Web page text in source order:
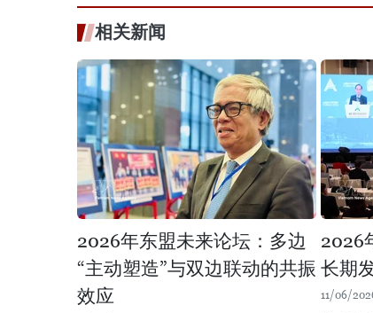
相关新闻
2026年东盟未来论坛：多边
“主动塑造”与双边联动的共振
效应
2026
长期
11/06/